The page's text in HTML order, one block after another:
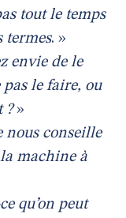
tout le temps
termes. »
envie de le
le faire, ou
?»
nous conseille
machine à
qu’on peut